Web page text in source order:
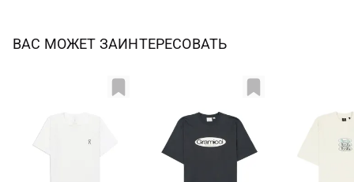
ВАС МОЖЕТ ЗАИНТЕРЕСОВАТЬ